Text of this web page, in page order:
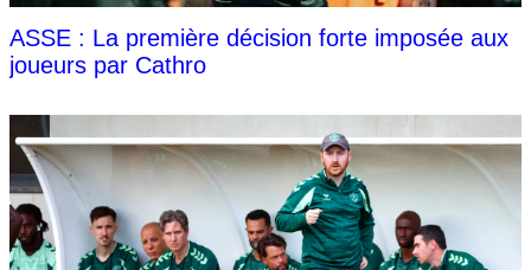
ASSE : La première décision forte imposée aux
joueurs par Cathro